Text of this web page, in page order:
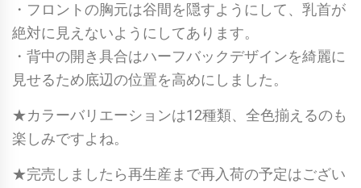
・フロントの胸元は谷間を隠すようにして、乳首が
絶対に見えないようにしてあります。
・背中の開き具合はハーフバックデザインを綺麗に
見せるため底辺の位置を高めにしました。
★カラーバリエーションは12種類、全色揃えるのも
楽しみですよね。
★完売しましたら再生産まで再入荷の予定はござい